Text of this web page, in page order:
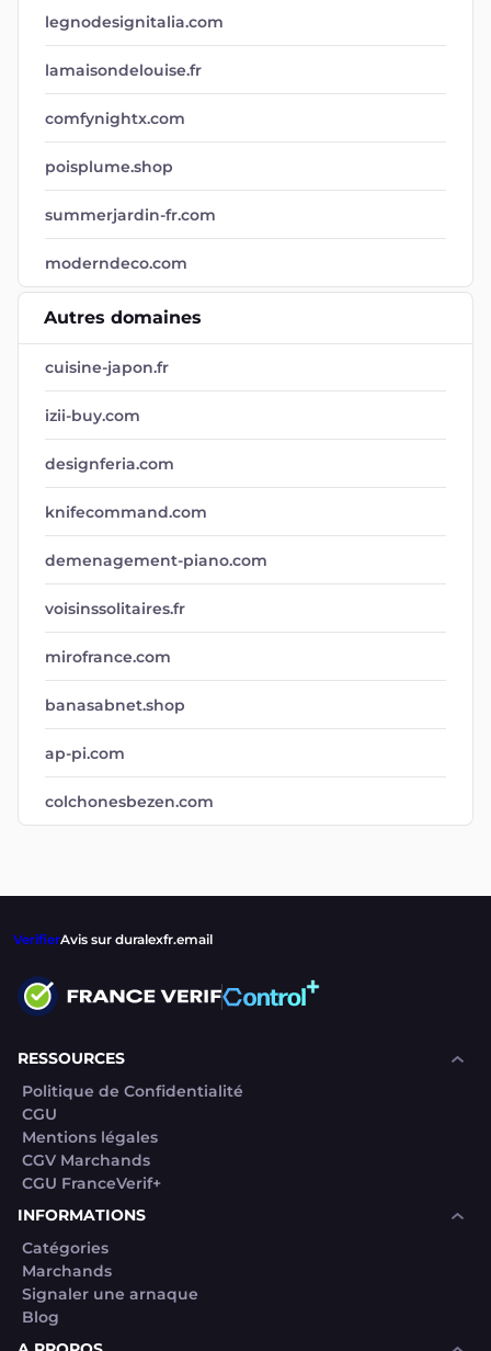
legnodesignitalia.com
lamaisondelouise.fr
comfynightx.com
poisplume.shop
summerjardin-fr.com
moderndeco.com
Autres domaines
cuisine-japon.fr
izii-buy.com
designferia.com
knifecommand.com
demenagement-piano.com
voisinssolitaires.fr
mirofrance.com
banasabnet.shop
ap-pi.com
colchonesbezen.com
VerifierAvis sur duralexfr.email
RESSOURCES
Politique de Confidentialité
CGU
Mentions légales
CGV Marchands
CGU FranceVerif+
INFORMATIONS
Catégories
Marchands
Signaler une arnaque
Blog